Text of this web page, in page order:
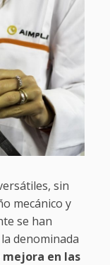
sin
mecánico y
se han
denominada
en las